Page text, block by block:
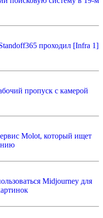
проходил [Infra 1]
пропуск с камерой
Molot, который ищет
Midjourney для